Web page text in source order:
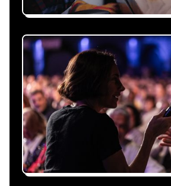
Recevez une
sous 24h
Expliquez-nous vos besoins,
sous 24h avec une proposition
personnalisée, claire et
événement et à vos contraintes.